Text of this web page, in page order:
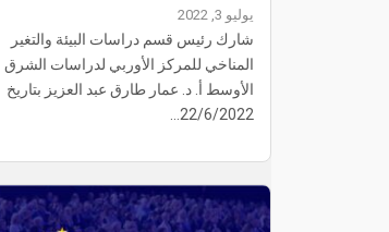
يوليو 3, 2022
شارك رئيس قسم دراسات البيئة والتغير
المناخي للمركز الأوربي لدراسات الشرق
الأوسط أ. د. عمار طارق عبد العزيز بتاريخ
22/6/2022…